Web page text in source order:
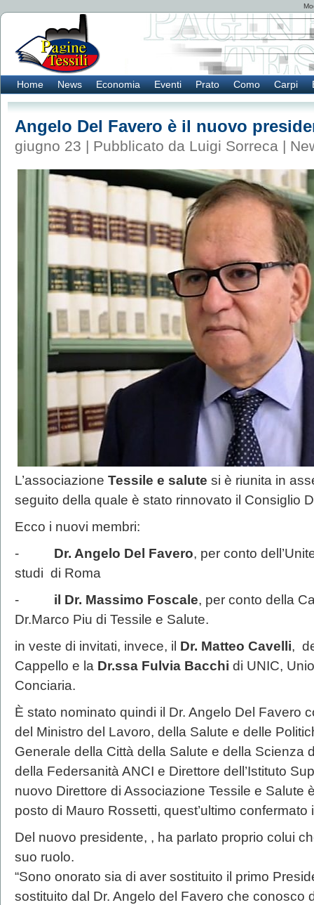
Home News Economia Eventi Prato Como Carpi
Angelo Del Favero è il nuovo
giugno 23 | Pubblicato da Luigi Sorreca |
L’associazione Tessile e salute si è riunita in
seguito della quale è stato rinnovato il Consiglio
Ecco i nuovi membri:
- Dr. Angelo Del Favero, per conto
studi di Roma
- il Dr. Massimo Foscale, per conto della
Dr.Marco Piu di Tessile e Salute.
in veste di invitati, invece, il Dr. Matteo Cavelli,
Cappello e la Dr.ssa Fulvia Bacchi di UNIC,
Conciaria.
È stato nominato quindi il Dr. Angelo Del Favero
del Ministro del Lavoro, della Salute e delle
Generale della Città della Salute e della Scienza
della Federsanità ANCI e Direttore dell’Istituto
nuovo Direttore di Associazione Tessile e Salute
posto di Mauro Rossetti, quest’ultimo
Del nuovo presidente, , ha parlato proprio colui
suo ruolo.
“Sono onorato sia di aver sostituito il primo
sostituito dal Dr. Angelo del Favero che conosco